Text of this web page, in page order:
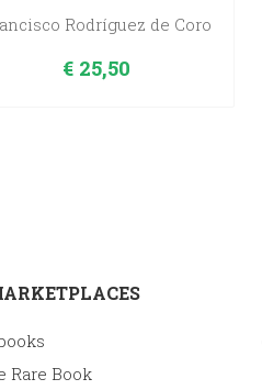
Rodríguez de Coro
€25,50
Rare Book